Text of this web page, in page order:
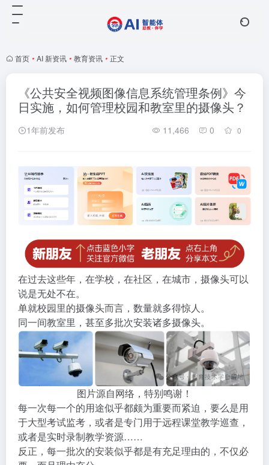
首页 • AI 新资讯 • 教育资讯 • 正文
《公共安全视频图像信息系统管理条例》今
日实施，如何管理校园和教室里的摄像头？
1年前发布 11,466 0 0
在过去这些年，在学校，在社区，在城市，摄像头可以
说是无处不在。
单就校园里的摄像头而言，数量就多得惊人。
同一间教室里，甚至多批次安装诸多摄像头。
图片源自网络，特别鸣谢！
每一次每一个的用途似乎都颇为重要而紧迫，要么是用
于大型考试监考，或者是专门用于远程课堂教学巡查，
或者是实时录制教学资源……
反正，每一批次的安装似乎都是有充足理由的，不仅必